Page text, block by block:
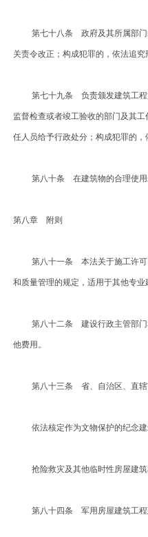
第七十八条 政府及其所属部门的
关责令改正；构成犯罪的，依法追究
第七十九条 负责颁发建筑工程施
监督检查或者竣工验收的部门及其
任人员给予行政处分；构成犯罪的
第八十条 在建筑物的合理使用寿
第八章 附则
第八十一条 本法关于施工许可、
和质量管理的规定，适用于其他专
第八十二条 建设行政主管部门和
他费用。
第八十三条 省、自治区、直辖市
依法核定作为文物保护的纪念建
抢险救灾及其他临时性房屋建筑
第八十四条 军用房屋建筑工程